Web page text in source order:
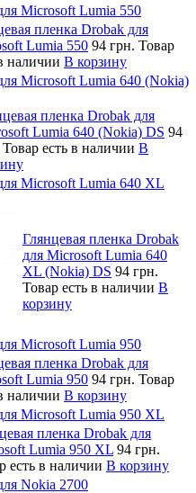
Microsoft Lumia 550
пленка Drobak для
Lumia 550 94 грн. Товар
наличии В корзину
Microsoft Lumia 640 (Nokia)
пленка Drobak для
Lumia 640 (Nokia) DS 94
Товар есть в наличии В
Microsoft Lumia 640 XL
Глянцевая пленка Drobak
для Microsoft Lumia 640
XL (Nokia) DS 94 грн.
Товар есть в наличии В
корзину
Microsoft Lumia 950
пленка Drobak для
Lumia 950 94 грн. Товар
наличии В корзину
Microsoft Lumia 950 XL
пленка Drobak для
Lumia 950 XL 94 грн.
есть в наличии В корзину
Nokia 2700